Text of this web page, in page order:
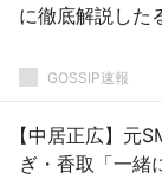
に徹底解説した
GOSSIP速報
【中居正広】元
ぎ・香取「一緒